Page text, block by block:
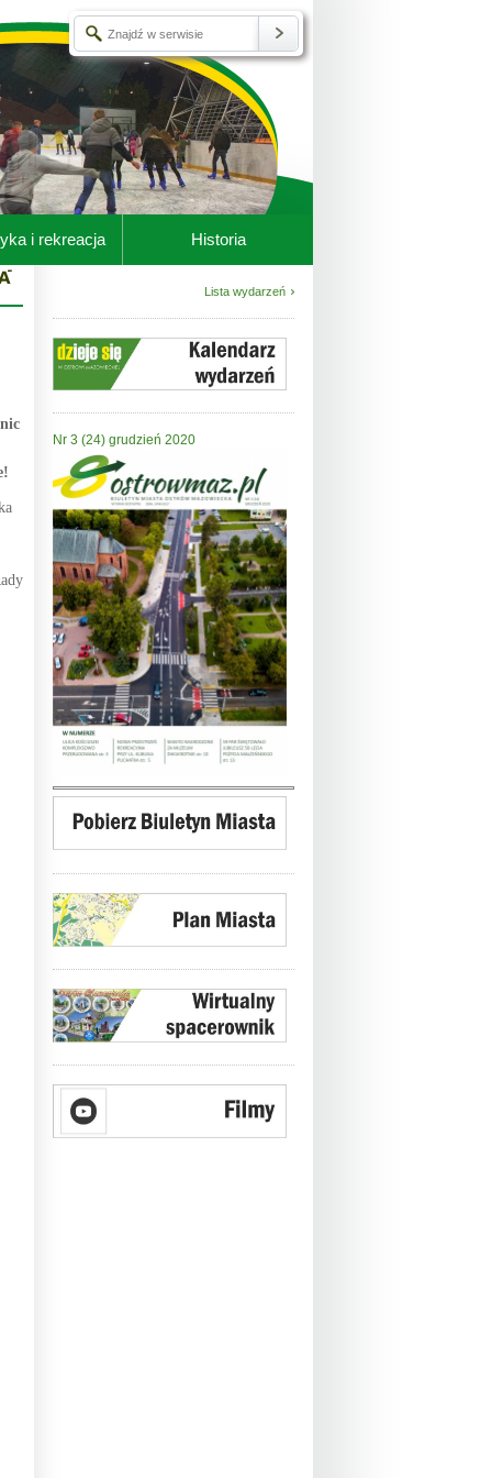
i rekreacja Historia
Lista wydarzeń
Nr 3 (24) grudzień 2020